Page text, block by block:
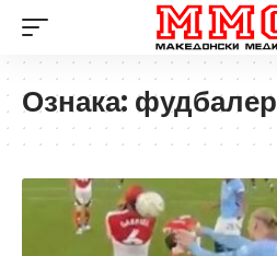
Ознака: фудбалер